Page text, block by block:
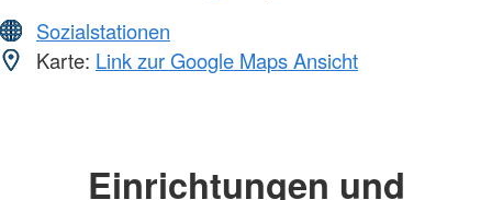
Sozialstationen
Karte: Link zur Google Maps Ansicht
Einrichtungen und